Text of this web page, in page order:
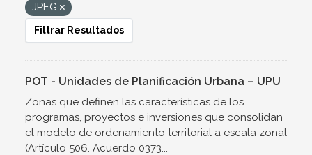
JPEG
Filtrar Resultados
POT - Unidades de Planificación Urbana – UPU
Zonas que definen las características de los
programas, proyectos e inversiones que consolidan
el modelo de ordenamiento territorial a escala zonal
(Artículo 506. Acuerdo 0373...